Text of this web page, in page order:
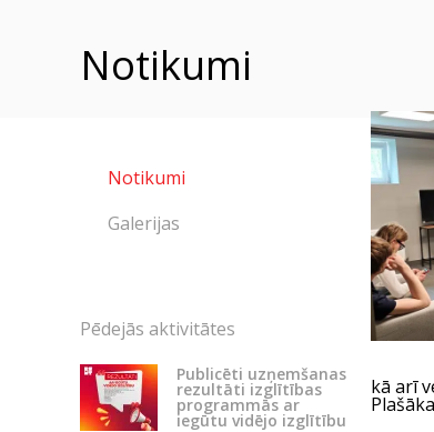
notikumi
Notikumi
Galerijas
Pēdejās aktivitātes
Publicēti uzņemšanas
rezultāti izglītības
programmās ar
iegūtu vidējo izglītību
kā arī